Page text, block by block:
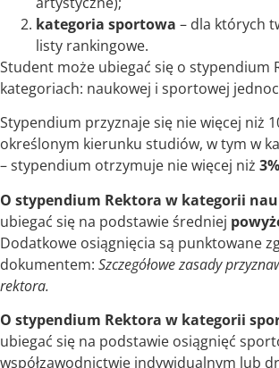
kategoria sportowa – dla których
listy rankingowe.
Student może ubiegać się o stypendium
kategoriach: naukowej i sportowej
Stypendium przyznaje się nie więcej niż
określonym kierunku studiów, w tym w
– stypendium otrzymuje nie więcej niż 3%
O stypendium Rektora w kategorii
ubiegać się na podstawie średniej
Dodatkowe osiągnięcia są punktowane
dokumentem: Szczegółowe zasady
rektora.
O stypendium Rektora w kategorii
ubiegać się na podstawie osiągnięć
współzawodnictwie indywidualnym lub